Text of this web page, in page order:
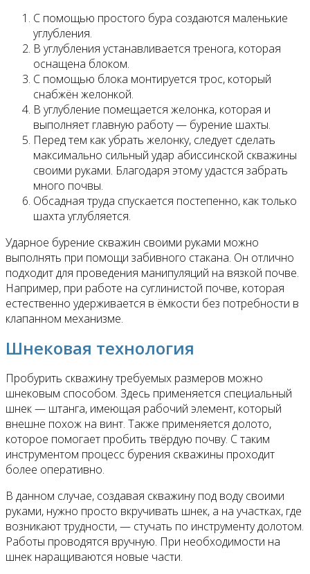
С помощью простого бура создаются маленькие
углубления.
В углубления устанавливается тренога, которая
оснащена блоком.
С помощью блока монтируется трос, который
снабжён желонкой.
В углубление помещается желонка, которая и
выполняет главную работу — бурение шахты.
Перед тем как убрать желонку, следует сделать
максимально сильный удар абиссинской скважины
своими руками. Благодаря этому удастся забрать
много почвы.
Обсадная труда спускается постепенно, как только
шахта углубляется.
Ударное бурение скважин своими руками можно
выполнять при помощи забивного стакана. Он отлично
подходит для проведения манипуляций на вязкой почве.
Например, при работе на суглинистой почве, которая
естественно удерживается в ёмкости без потребности в
клапанном механизме.
Шнековая технология
Пробурить скважину требуемых размеров можно
шнековым способом. Здесь применяется специальный
шнек — штанга, имеющая рабочий элемент, который
внешне похож на винт. Также применяется долото,
которое помогает пробить твёрдую почву. С таким
инструментом процесс бурения скважины проходит
более оперативно.
В данном случае, создавая скважину под воду своими
руками, нужно просто вкручивать шнек, а на участках, где
возникают трудности, — стучать по инструменту долотом.
Работы проводятся вручную. При необходимости на
шнек наращиваются новые части.